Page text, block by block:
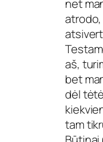
net
aš,
bet
dėl
tam